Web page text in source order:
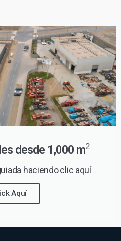
desde 1,000 m2
haciendo clic aquí
Aquí